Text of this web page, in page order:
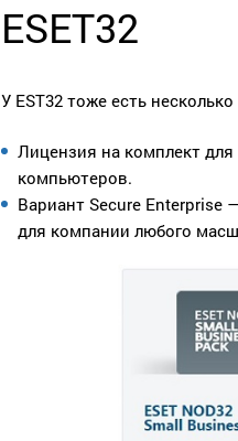
ESET32
У EST32 тоже есть
Лицензия на комплект для
компьютеров.
Вариант Secure Enterprise
для компании любого